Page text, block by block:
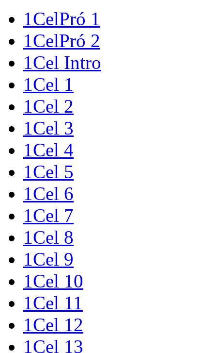
1CelPró 1
1CelPró 2
1Cel Intro
1Cel 1
1Cel 2
1Cel 3
1Cel 4
1Cel 5
1Cel 6
1Cel 7
1Cel 8
1Cel 9
1Cel 10
1Cel 11
1Cel 12
1Cel 13